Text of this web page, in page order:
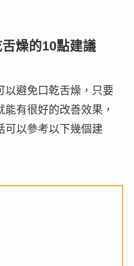
燥的10點建議
以避免口乾舌燥，只要
能有很好的改善效果，
可以參考以下幾個建